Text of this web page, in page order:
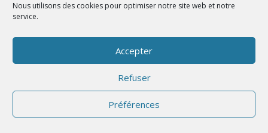
Nous utilisons des cookies pour optimiser notre site web et notre
service.
Accepter
Refuser
Préférences
Cità di L’Isula
Designed by BKM Web Consulting
Français